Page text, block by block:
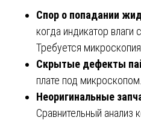
Спор о попадании
когда индикатор влаги
Требуется микроскопия.
Скрытые дефекты
плате под микроскопом.
Неоригинальные
Сравнительный анализ